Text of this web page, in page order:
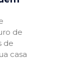
de
de
casa